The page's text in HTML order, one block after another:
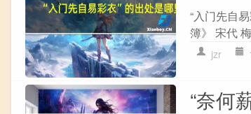
“入门先自
簿》 宋代
jzr
“奈何